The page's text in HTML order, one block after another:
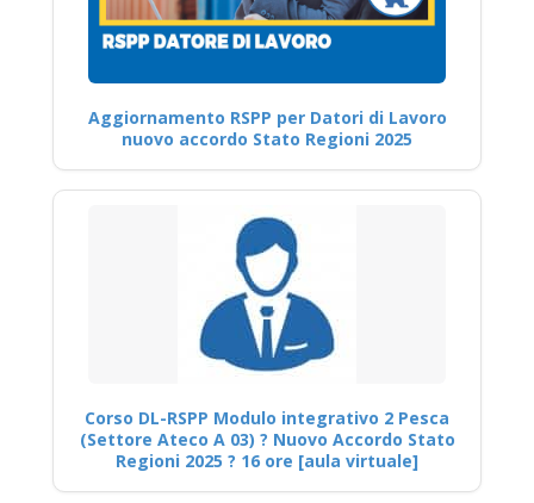
Aggiornamento RSPP per Datori di Lavoro
nuovo accordo Stato Regioni 2025
Corso DL-RSPP Modulo integrativo 2 Pesca
(Settore Ateco A 03) ? Nuovo Accordo Stato
Regioni 2025 ? 16 ore [aula virtuale]